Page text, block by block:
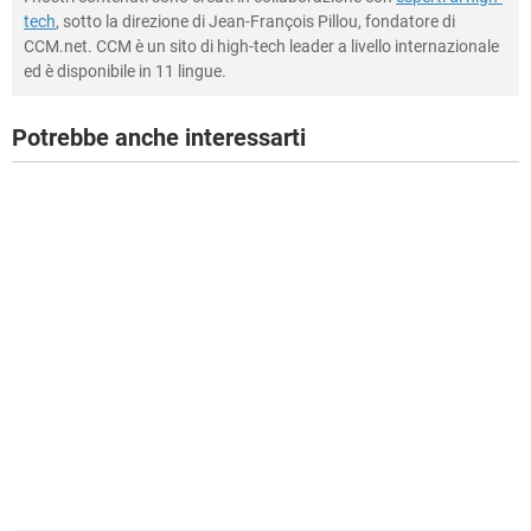
tech, sotto la direzione di Jean-François Pillou, fondatore di
CCM.net. CCM è un sito di high-tech leader a livello internazionale
ed è disponibile in 11 lingue.
Potrebbe anche interessarti